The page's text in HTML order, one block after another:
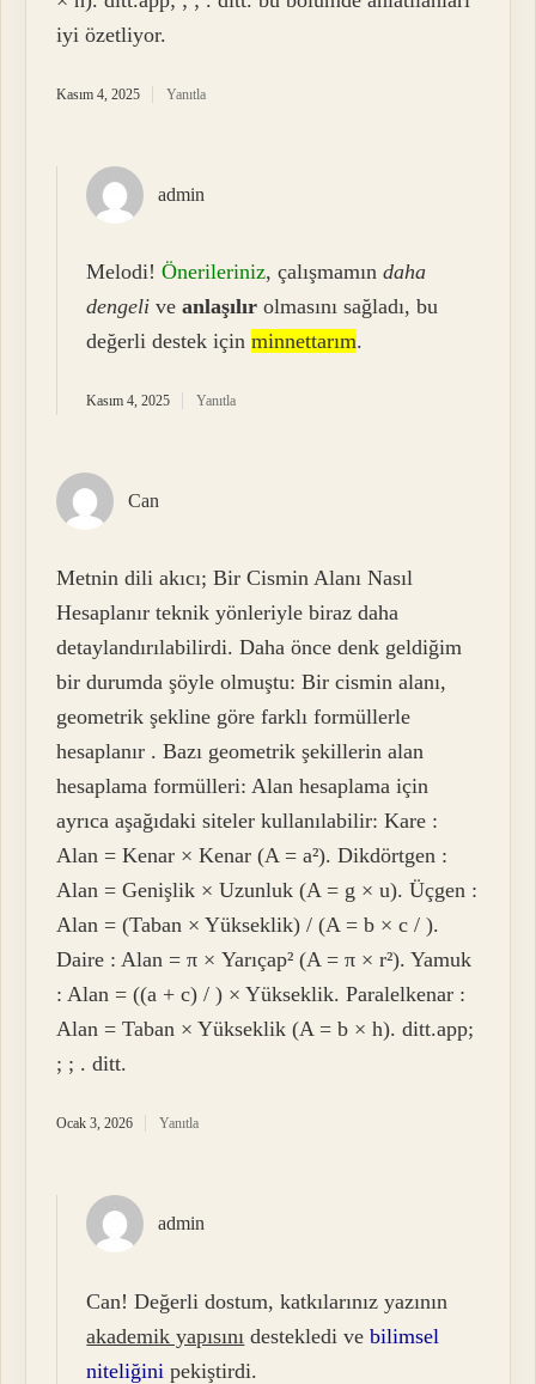
iyi özetliyor.
Kasım 4, 2025 Yanıtla
admin
Melodi!Önerileriniz, çalışmamındaha
dengeli veanlaşılır olmasını sağladı, bu
değerli destek içinminnettarım.
Kasım 4, 2025 Yanıtla
Can
Metnin dili akıcı; Bir Cismin Alanı Nasıl
Hesaplanır teknik yönleriyle biraz daha
detaylandırılabilirdi. Daha önce denk geldiğim
bir durumda şöyle olmuştu: Bir cismin alanı,
geometrik şekline göre farklı formüllerle
hesaplanır . Bazı geometrik şekillerin alan
hesaplama formülleri: Alan hesaplama için
ayrıca aşağıdaki siteler kullanılabilir: Kare :
Alan = Kenar × Kenar (A = a²). Dikdörtgen :
Alan = Genişlik × Uzunluk (A = g × u). Üçgen :
Alan = (Taban × Yükseklik) / (A = b × c / ).
Daire : Alan = π × Yarıçap² (A = π × r²). Yamuk
: Alan = ((a + c) / ) × Yükseklik. Paralelkenar :
Alan = Taban × Yükseklik (A = b × h). ditt.app;
; ; . ditt.
Ocak 3, 2026 Yanıtla
admin
Can! Değerli dostum, katkılarınız yazının
akademik yapısını destekledi vebilimsel
niteliğini pekiştirdi.